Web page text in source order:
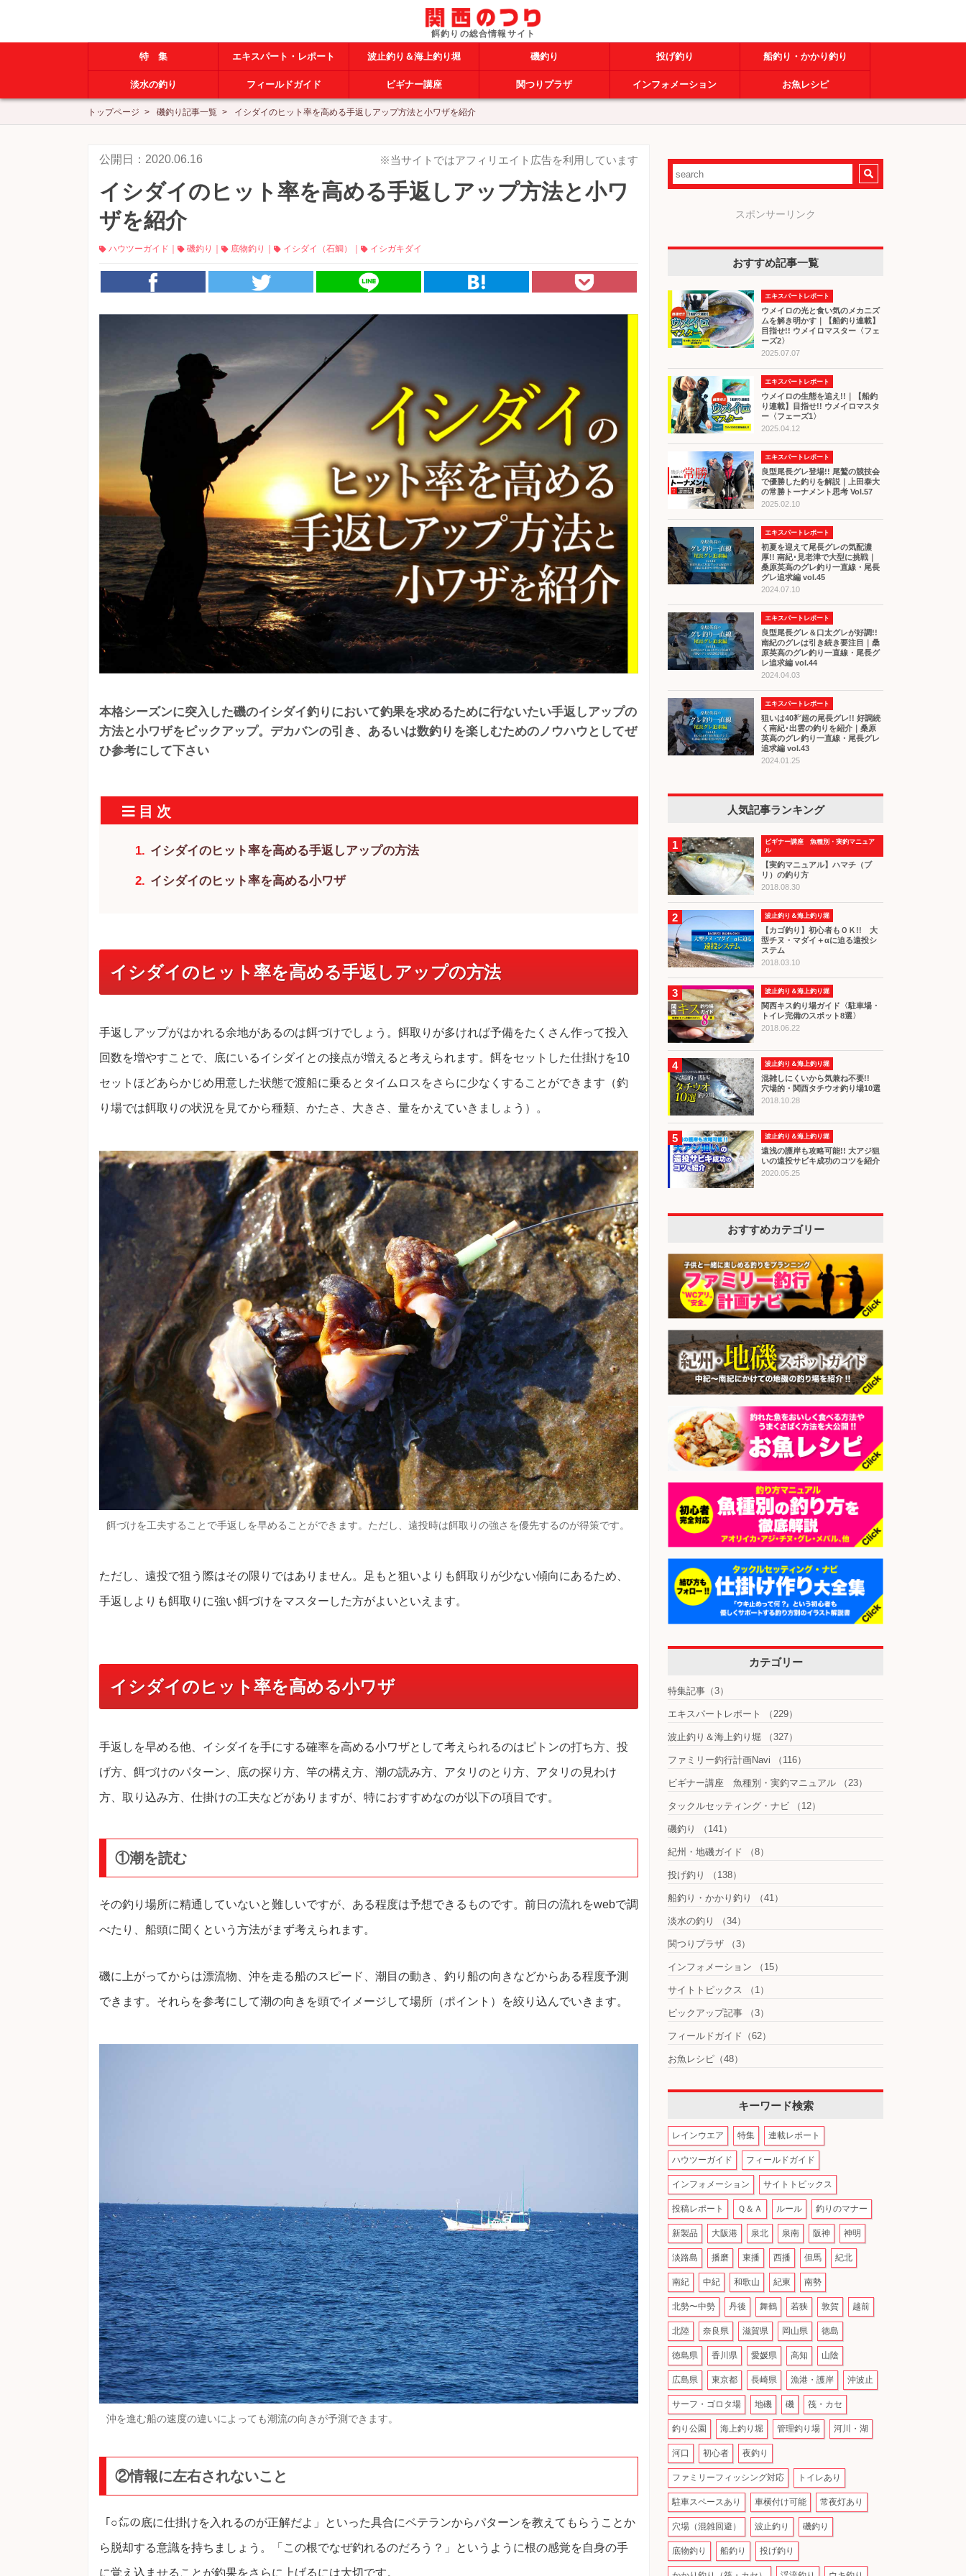
特 集 エキスパート・レポート 波止釣り＆海上釣り堀 磯釣り 投げ釣り 船釣り・かかり釣り
淡水の釣り フィールドガイド ビギナー講座 関つりプラザ インフォメーション お魚レシピ
トップページ 磯釣り記事一覧 イシダイのヒット率を高める手返しアップ方法と小ワザを紹介
公開日：2020.06.16 ※当サイトではアフィリエイト広告を利用しています
イシダイのヒット率を高める手返しアップ方法と小ワ
ザを紹介
ハウツーガイド 磯釣り 底物釣り イシダイ（石鯛） イシガキダイ
本格シーズンに突入した磯のイシダイ釣りにおいて釣果を求めるために行ないたい手返しアップの
方法と小ワザをピックアップ。デカバンの引き、あるいは数釣りを楽しむためのノウハウとしてぜ
ひ参考にして下さい
イシダイのヒット率を高める手返しアップの方法
イシダイのヒット率を高める小ワザ
イシダイのヒット率を高める手返しアップの方法
手返しアップがはかれる余地があるのは餌づけでしょう。餌取りが多ければ予備をたくさん作って投入
回数を増やすことで、底にいるイシダイとの接点が増えると考えられます。餌をセットした仕掛けを10
セットほどあらかじめ用意した状態で渡船に乗るとタイムロスをさらに少なくすることができます（釣
り場では餌取りの状況を見てから種類、かたさ、大きさ、量をかえていきましょう）。
餌づけを工夫することで手返しを早めることができます。ただし、遠投時は餌取りの強さを優先するのが得策です。
ただし、遠投で狙う際はその限りではありません。足もと狙いよりも餌取りが少ない傾向にあるため、
手返しよりも餌取りに強い餌づけをマスターした方がよいといえます。
イシダイのヒット率を高める小ワザ
手返しを早める他、イシダイを手にする確率を高める小ワザとして考えられるのはピトンの打ち方、投
げ方、餌づけのパターン、底の探り方、竿の構え方、潮の読み方、アタリのとり方、アタリの見わけ
方、取り込み方、仕掛けの工夫などがありますが、特におすすめなのが以下の項目です。
①潮を読む
その釣り場所に精通していないと難しいですが、ある程度は予想できるものです。前日の流れをwebで調
べたり、船頭に聞くという方法がまず考えられます。
磯に上がってからは漂流物、沖を走る船のスピード、潮目の動き、釣り船の向きなどからある程度予測
できます。それらを参考にして潮の向きを頭でイメージして場所（ポイント）を絞り込んでいきます。
沖を進む船の速度の違いによっても潮流の向きが予測できます。
②情報に左右されないこと
「○㍍の底に仕掛けを入れるのが正解だよ」といった具合にベテランからパターンを教えてもらうことか
ら脱却する意識を持ちましょう。「この根でなぜ釣れるのだろう？」というように根の感覚を自身の手
に覚え込ませることが釣果をさらに上げるには大切です。
スポンサーリンク
おすすめ記事一覧
エキスパートレポート
ウメイロの光と食い気のメカニズ
ムを解き明かす｜【船釣り連載】
目指せ!! ウメイロマスター〈フェ
ーズ2〉
2025.07.07
エキスパートレポート
ウメイロの生態を追え!!｜【船釣
り連載】目指せ!! ウメイロマスタ
ー〈フェーズ1〉
2025.04.12
エキスパートレポート
良型尾長グレ登場!! 尾鷲の競技会
で優勝した釣りを解説｜上田泰大
の常勝トーナメント思考 Vol.57
2025.02.10
エキスパートレポート
初夏を迎えて尾長グレの気配濃
厚!! 南紀･見老津で大型に挑戦｜
桑原英高のグレ釣り一直線・尾長
グレ追求編 vol.45
2024.07.10
エキスパートレポート
良型尾長グレ＆口太グレが好調!!
南紀のグレは引き続き要注目｜桑
原英高のグレ釣り一直線・尾長グ
レ追求編 vol.44
2024.04.03
エキスパートレポート
狙いは40㌢超の尾長グレ!! 好調続
く南紀･出雲の釣りを紹介｜桑原
英高のグレ釣り一直線・尾長グレ
追求編 vol.43
2024.01.25
人気記事ランキング
1
ビギナー講座 魚種別・実釣マニュア
ル
【実釣マニュアル】ハマチ（ブ
リ）の釣り方
2018.08.30
2 波止釣り＆海上釣り堀
【カゴ釣り】初心者もＯＫ!! 大
型チヌ・マダイ＋αに迫る遠投シ
ステム
2018.03.10
3 波止釣り＆海上釣り堀
関西キス釣り場ガイド〈駐車場・
トイレ完備のスポット8選〉
2018.06.22
4 波止釣り＆海上釣り堀
混雑しにくいから気兼ね不要!!
穴場的・関西タチウオ釣り場10選
2018.10.28
5 波止釣り＆海上釣り堀
遠浅の護岸も攻略可能!! 大アジ狙
いの遠投サビキ成功のコツを紹介
2020.05.25
おすすめカテゴリー
カテゴリー
特集記事 （3）
エキスパートレポート （229）
波止釣り＆海上釣り堀 （327）
ファミリー釣行計画Navi （116）
ビギナー講座 魚種別・実釣マニュアル （23）
タックルセッティング・ナビ （12）
磯釣り （141）
紀州・地磯ガイド （8）
投げ釣り （138）
船釣り・かかり釣り （41）
淡水の釣り （34）
関つりプラザ （3）
インフォメーション （15）
サイトトピックス （1）
ピックアップ記事 （3）
フィールドガイド （62）
お魚レシピ （48）
キーワード検索
レインウエア 特集 連載レポート
ハウツーガイド フィールドガイド
インフォメーション サイトトピックス
投稿レポート Ｑ＆Ａ ルール 釣りのマナー
新製品 大阪港 泉北 泉南 阪神 神明
淡路島 播磨 東播 西播 但馬 紀北
南紀 中紀 和歌山 紀東 南勢
北勢〜中勢 丹後 舞鶴 若狭 敦賀 越前
北陸 奈良県 滋賀県 岡山県 徳島
徳島県 香川県 愛媛県 高知 山陰
広島県 東京都 長崎県 漁港・護岸 沖波止
サーフ・ゴロタ場 地磯 磯 筏・カセ
釣り公園 海上釣り堀 管理釣り場 河川・湖
河口 初心者 夜釣り
ファミリーフィッシング対応 トイレあり
駐車スペースあり 車横付け可能 常夜灯あり
穴場（混雑回避） 波止釣り 磯釣り
底物釣り 船釣り 投げ釣り